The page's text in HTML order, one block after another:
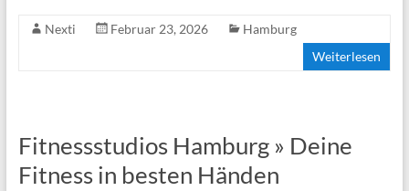
Nexti Februar 23, 2026
Hamburg
Weiterlesen
Fitnessstudios Hamburg » Deine
Fitness in besten Händen